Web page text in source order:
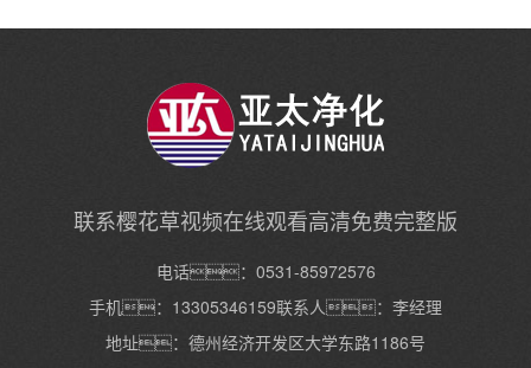
联系樱花草视频在线观看高清免费完整版
电话：0531-85972576
手机：13305346159联系人：李经理
地址：德州经济开发区大学东路1186号